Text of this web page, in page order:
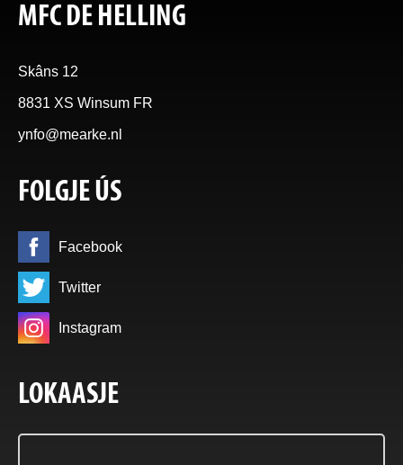
MFC DE HELLING
Skâns 12
8831 XS Winsum FR
ynfo@mearke.nl
FOLGJE ÚS
Facebook
Twitter
Instagram
LOKAASJE